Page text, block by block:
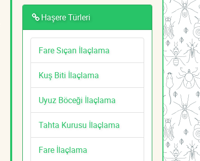
Haşere Türleri
Fare Sıçan İlaçlama
Kuş Biti İlaçlama
Uyuz Böceği İlaçlama
Tahta Kurusu İlaçlama
Fare İlaçlama